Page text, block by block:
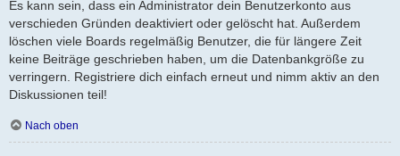
Es kann sein, dass ein Administrator dein Benutzerkonto aus
verschieden Gründen deaktiviert oder gelöscht hat. Außerdem
löschen viele Boards regelmäßig Benutzer, die für längere Zeit
keine Beiträge geschrieben haben, um die Datenbankgröße zu
verringern. Registriere dich einfach erneut und nimm aktiv an den
Diskussionen teil!
Nach oben